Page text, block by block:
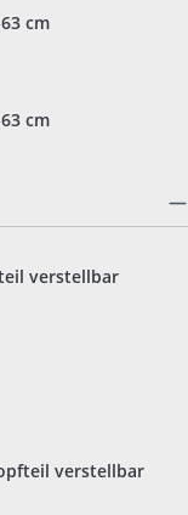
cm
cm
verstellbar
verstellbar